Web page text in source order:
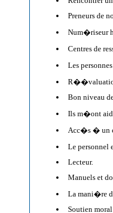
Preneurs de
Num�riseur
Centres de
Les
Bon niveau
Ils m�ont
Acc�s � un
Le personnel
Lecteur.
Manuels et
La mani�re
Soutien